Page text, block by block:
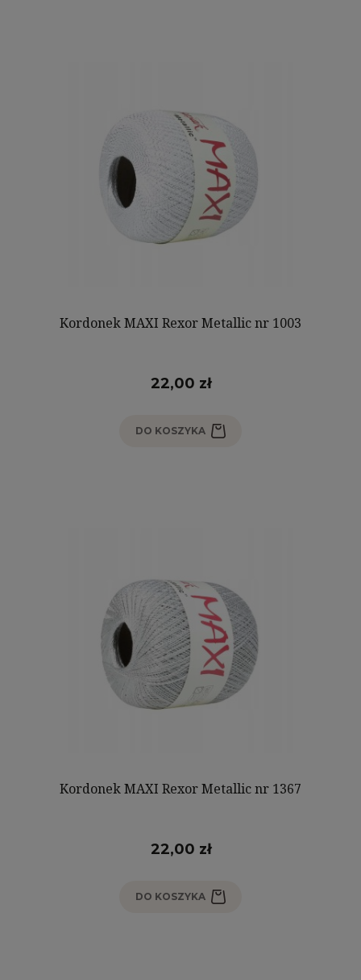
Kordonek MAXI Rexor Metallic nr 1003
22,00 zł
DO KOSZYKA
Kordonek MAXI Rexor Metallic nr 1367
22,00 zł
DO KOSZYKA